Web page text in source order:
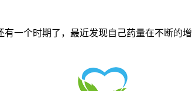
个时期了，最近发现自己药量在不断的